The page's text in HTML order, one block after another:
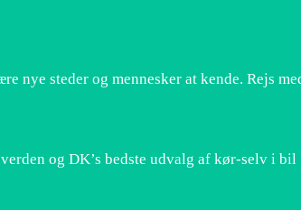
nye steder og mennesker at kende. Rejs
og DK’s bedste udvalg af kør-selv i bil